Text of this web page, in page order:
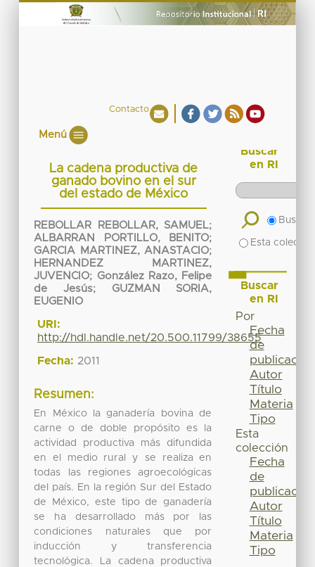
Contacto
Menú
La cadena productiva de
ganado bovino en el sur
del estado de México
REBOLLAR REBOLLAR, SAMUEL;
ALBARRAN PORTILLO, BENITO;
GARCIA MARTINEZ, ANASTACIO;
HERNANDEZ MARTINEZ,
JUVENCIO; González Razo, Felipe
de Jesús; GUZMAN SORIA,
EUGENIO
URI:
http://hdl.handle.net/20.500.11799/38655
Fecha: 2011
Resumen:
En México la ganadería bovina de
carne o de doble propósito es la
actividad productiva más difundida
en el medio rural y se realiza en
todas las regiones agroecológicas
del país. En la región Sur del Estado
de México, este tipo de ganadería
se ha desarrollado más por las
condiciones naturales que por
inducción y transferencia
tecnológica. La cadena productiva
Buscar
en RI
Buscar
Esta
Buscar
en RI
Por
Fecha
de
publicación
Autor
Título
Materia
Tipo
Esta
colección
Fecha
de
publicación
Autor
Título
Materia
Tipo